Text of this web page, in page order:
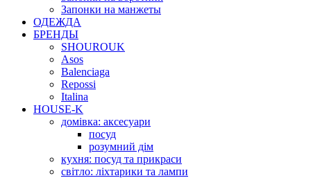
Запонки на манжеты
ОДЕЖДА
БРЕНДЫ
SHOUROUK
Asos
Balenciaga
Repossi
Italina
HOUSE-K
домівка: аксесуари
посуд
розумний дім
кухня: посуд та прикраси
світло: ліхтарики та лампи